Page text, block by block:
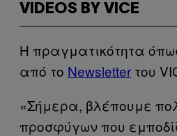
VIDEOS BY VICE
Η πραγματικότητα
από το Newsletter του
«Σήμερα, βλέπουμε
προσφύγων που